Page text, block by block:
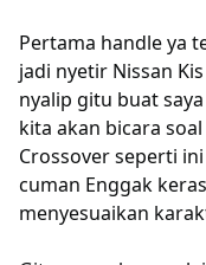
Pertama handle ya
jadi nyetir Nissan
nyalip gitu buat
kita akan bicara
Crossover seperti
cuman Enggak
menyesuaikan